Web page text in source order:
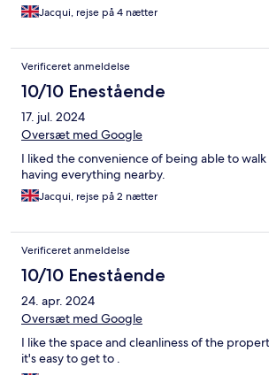
Jacqui, rejse på 4 nætter
Verificeret anmeldelse
10/10 Enestående
17. jul. 2024
Oversæt med Google
I liked the convenience of being able to
having everything nearby.
Jacqui, rejse på 2 nætter
Verificeret anmeldelse
10/10 Enestående
24. apr. 2024
Oversæt med Google
I like the space and cleanliness of the
it's easy to get to .